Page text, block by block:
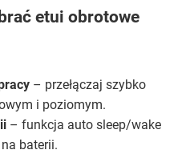
etui obrotowe
– przełączaj szybko
i poziomym.
– funkcja auto sleep/wake
baterii.